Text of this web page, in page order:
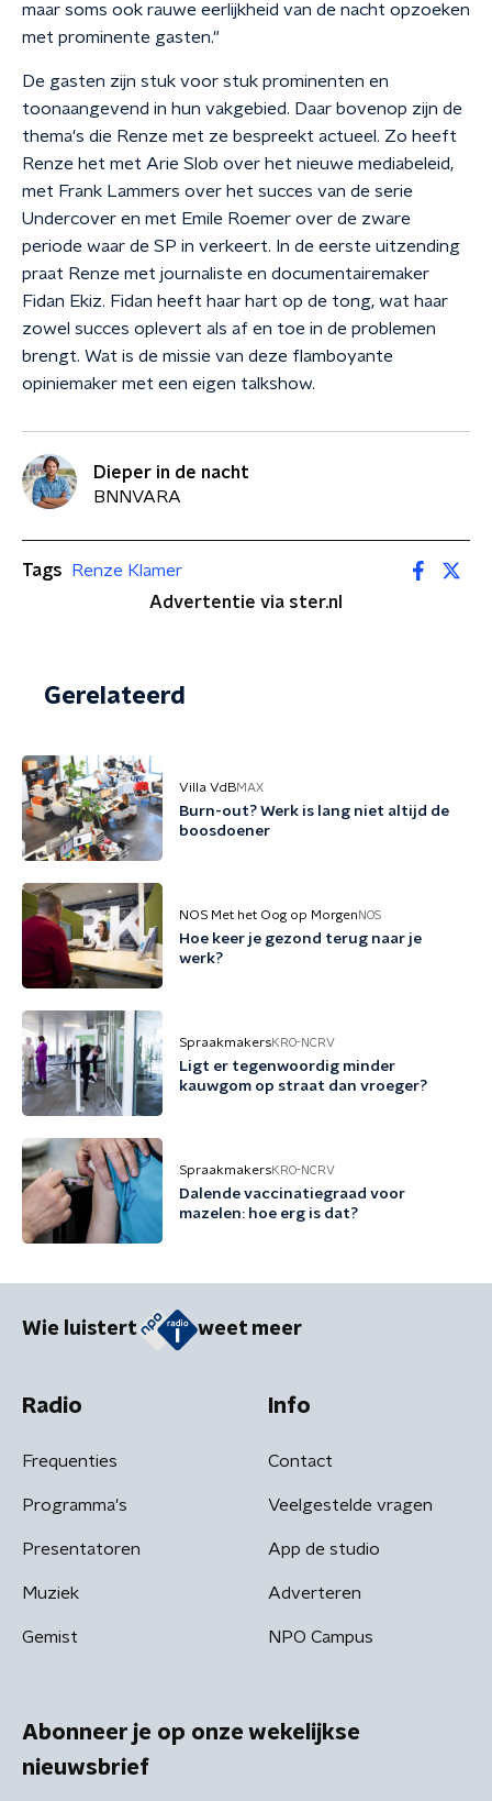
maar soms ook rauwe eerlijkheid van de nacht opzoeken
met prominente gasten."
De gasten zijn stuk voor stuk prominenten en
toonaangevend in hun vakgebied. Daar bovenop zijn de
thema's die Renze met ze bespreekt actueel. Zo heeft
Renze het met Arie Slob over het nieuwe mediabeleid,
met Frank Lammers over het succes van de serie
Undercover en met Emile Roemer over de zware
periode waar de SP in verkeert. In de eerste uitzending
praat Renze met journaliste en documentairemaker
Fidan Ekiz. Fidan heeft haar hart op de tong, wat haar
zowel succes oplevert als af en toe in de problemen
brengt. Wat is de missie van deze flamboyante
opiniemaker met een eigen talkshow.
Dieper in de nacht
BNNVARA
Tags
Renze Klamer
Advertentie via ster.nl
Gerelateerd
Villa VdBMAX
Burn-out? Werk is lang niet altijd de
boosdoener
NOS Met het Oog op Morgen NOS
Hoe keer je gezond terug naar je
werk?
SpraakmakersKRO-NCRV
Ligt er tegenwoordig minder
kauwgom op straat dan vroeger?
SpraakmakersKRO-NCRV
Dalende vaccinatiegraad voor
mazelen: hoe erg is dat?
Wie luistert weet meer
Radio
Frequenties
Programma's
Presentatoren
Muziek
Gemist
Info
Contact
Veelgestelde vragen
App de studio
Adverteren
NPO Campus
Abonneer je op onze wekelijkse
nieuwsbrief